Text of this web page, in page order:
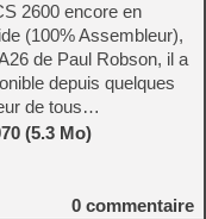
2600 encore en
(100% Assembleur),
de Paul Robson, il a
depuis quelques
de tous…
(5.3 Mo)
0 commentaire